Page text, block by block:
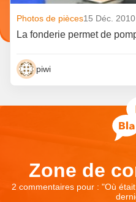
Photos de pièces15 Déc. 2010
La fonderie permet de
piwi
Zone de
2 commentaires pour : "Où